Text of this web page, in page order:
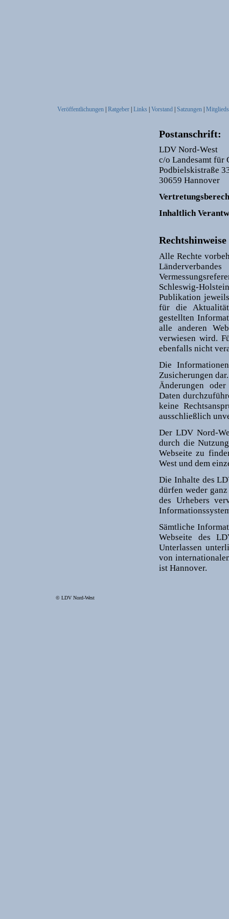
Veröffentlichungen Ratgeber Links Vorstand Satzungen
Postanschrift:
LDV Nord-West
c/o Landesamt für
Podbielskistraße
30659 Hannover
Inhaltlich
Rechtshinweise
Alle Rechte
Schleswig-
Publikation
für die
gestellten
alle anderen
verwiesen wird.
ebenfalls nicht
Die
Zusicherungen
Änderungen
Daten
keine
ausschließlich
Der LDV Nord-
durch die
Webseite zu
West und dem
Die Inhalte des
dürfen weder
des Urhebers
Sämtliche
Webseite des
Unterlassen
von
ist Hannover.
© LDV Nord-West